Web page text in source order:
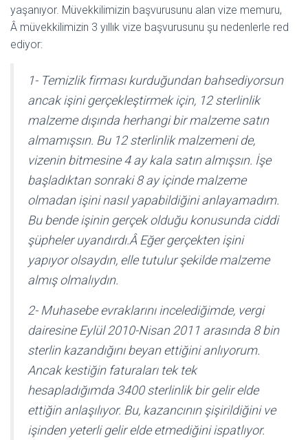
yaşanıyor. Müvekkilimizin başvurusunu alan vize memuru,
Â müvekkilimizin 3 yıllık vize başvurusunu şu nedenlerle red
ediyor:
1- Temizlik firması kurduğundan bahsediyorsun
ancak işini gerçekleştirmek için, 12 sterlinlik
malzeme dışında herhangi bir malzeme satın
almamışsın. Bu 12 sterlinlik malzemeni de,
vizenin bitmesine 4 ay kala satın almışsın. İşe
başladıktan sonraki 8 ay içinde malzeme
olmadan işini nasıl yapabildiğini anlayamadım.
Bu bende işinin gerçek olduğu konusunda ciddi
şüpheler uyandırdı.Â Eğer gerçekten işini
yapıyor olsaydın, elle tutulur şekilde malzeme
almış olmalıydın.
2- Muhasebe evraklarını incelediğimde, vergi
dairesine Eylül 2010-Nisan 2011 arasında 8 bin
sterlin kazandığını beyan ettiğini anlıyorum.
Ancak kestiğin faturaları tek tek
hesapladığımda 3400 sterlinlik bir gelir elde
ettiğin anlaşılıyor. Bu, kazancının şişirildiğini ve
işinden yeterli gelir elde etmediğini ispatlıyor.